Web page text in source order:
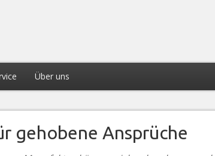
Über uns
gehobene Ansprüche